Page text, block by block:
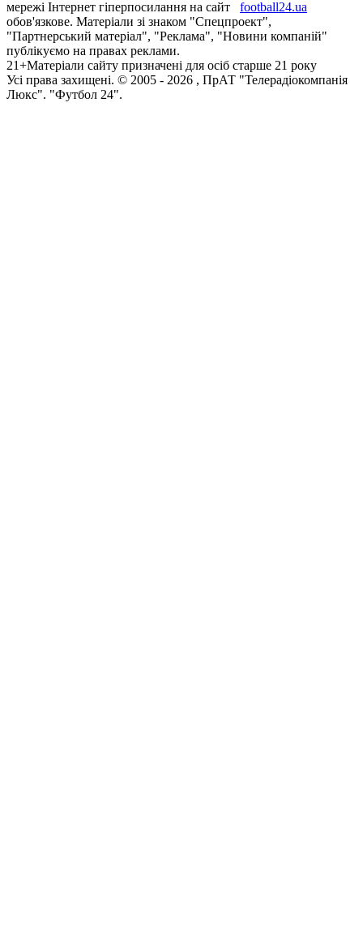
мережі Інтернет гіперпосилання на сайт
football24.ua
обов'язкове. Матеріали зі знаком "Спецпроект",
"Партнерський матеріал", "Реклама", "Новини компаній"
публікуємо на правах реклами.
21+Матеріали сайту призначені для осіб старше 21 року
Усi права захищенi. © 2005 - 2026 , ПрАТ "Телерадіокомпанія
Люкс". "Футбол 24".